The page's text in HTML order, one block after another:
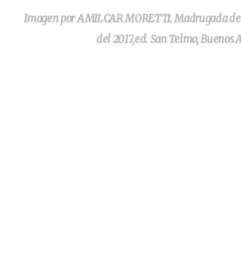
Imagen por AMILCAR MORETTI. Madrugada
del 2017,ed. San Telmo, Buenos